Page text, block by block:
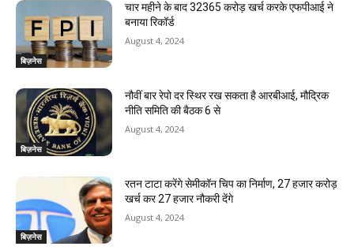
बिज़नेस
चार महीने के बाद 32365 करोड़ खर्च करके एफपीआई ने
बनाया रिकॉर्ड
August 4, 2024
बिज़नेस
नौवीं बार रेपो दर स्थिर रख सकता है आरबीआई, मौद्रिक
नीति समिति की बैठक 6 से
August 4, 2024
बिज़नेस
रतन टाटा करेंगे सेमीकॉन चिप का निर्माण, 27 हजार करोड़
खर्च कर 27 हजार नौकरी देंगे
August 4, 2024